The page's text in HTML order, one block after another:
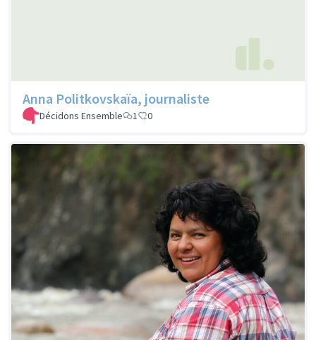
Anna Politkovskaïa, journaliste
Décidons Ensemble 1 0